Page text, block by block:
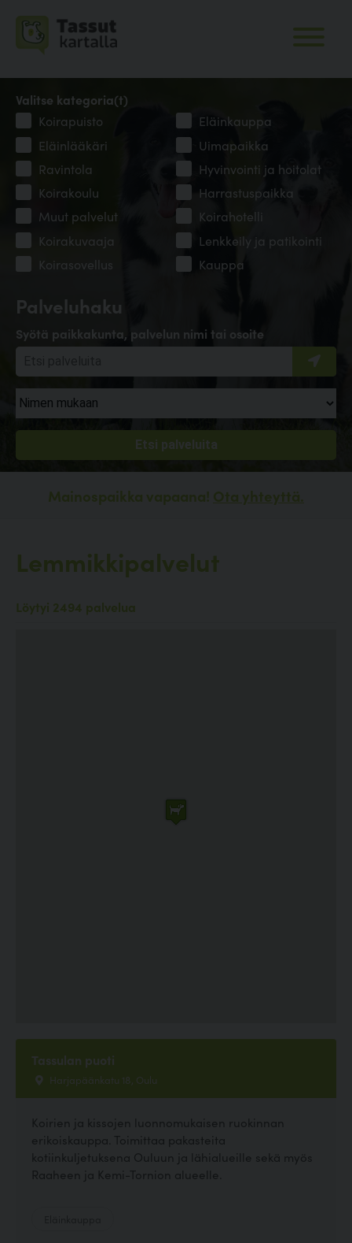
Palveluhaku
Syötä paikkakunta, palvelun nimi tai osoite
Valitse kategoria(t)
Koirapuisto
Eläinkauppa
Eläinlääkäri
Uimapaikka
Ravintola
Hyvinvointi ja hoitolat
Koirakoulu
Harrastuspaikka
Muut palvelut
Koirahotelli
Koirakuvaaja
Lenkkeily ja patikointi
Koirasovellus
Kauppa
Mainospaikka vapaana! Ota yhteyttä.
Lemmikkipalvelut
Löytyi 2494 palvelua
Tassulan puoti
Harjapäänkatu 18, Oulu
Koirien ja kissojen luonnomukaisen ruokinnan
erikoiskauppa. Toimittaa pakasteita
kotiinkuljetuksena Ouluun ja lähialueille sekä myös
Raaheen ja Kemi-Tornion alueelle.